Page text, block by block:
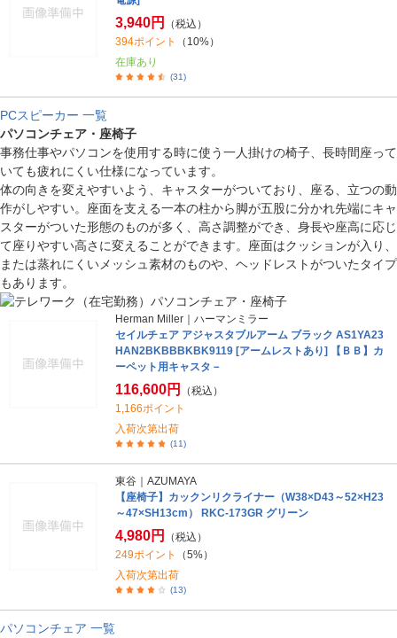
3,940円
（税込）
394ポイント
（10%）
在庫あり
(31)
PCスピーカー 一覧
パソコンチェア・座椅子
事務仕事やパソコンを使用する時に使う一人掛けの椅子、長時間座って
いても疲れにくい仕様になっています。
体の向きを変えやすいよう、キャスターがついており、座る、立つの動
作がしやすい。座面を支える一本の柱から脚が五股に分かれ先端にキャ
スターがついた形態のものが多く、高さ調整ができ、身長や座高に応じ
て座りやすい高さに変えることができます。座面はクッションが入り、
または蒸れにくいメッシュ素材のものや、ヘッドレストがついたタイプ
もあります。
Herman Miller｜ハーマンミラー
セイルチェア アジャスタブルアーム ブラック AS1YA23
HAN2BKBBBKBK9119 [アームレストあり] 【ＢＢ】カ
ーペット用キャスタ－
116,600円
（税込）
1,166ポイント
入荷次第出荷
(11)
東谷｜AZUMAYA
【座椅子】カックンリクライナー（W38×D43～52×H23
～47×SH13cm） RKC-173GR グリーン
4,980円
（税込）
249ポイント
（5%）
入荷次第出荷
(13)
パソコンチェア 一覧